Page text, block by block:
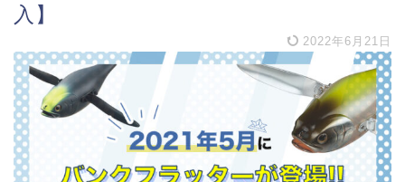
入】
2022年6月21日